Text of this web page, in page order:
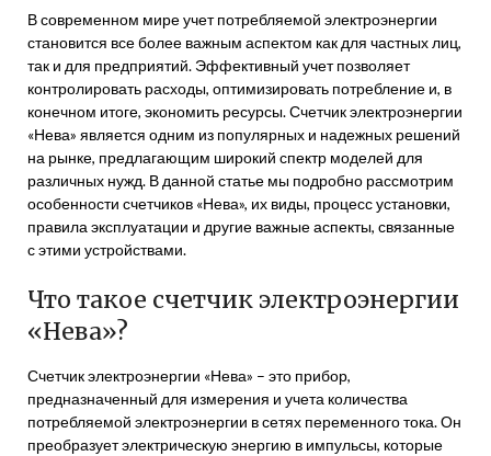
В современном мире учет потребляемой электроэнергии
становится все более важным аспектом как для частных лиц,
так и для предприятий. Эффективный учет позволяет
контролировать расходы, оптимизировать потребление и, в
конечном итоге, экономить ресурсы. Счетчик электроэнергии
«Нева» является одним из популярных и надежных решений
на рынке, предлагающим широкий спектр моделей для
различных нужд. В данной статье мы подробно рассмотрим
особенности счетчиков «Нева», их виды, процесс установки,
правила эксплуатации и другие важные аспекты, связанные
с этими устройствами.
Что такое счетчик электроэнергии
«Нева»?
Счетчик электроэнергии «Нева» – это прибор,
предназначенный для измерения и учета количества
потребляемой электроэнергии в сетях переменного тока. Он
преобразует электрическую энергию в импульсы, которые